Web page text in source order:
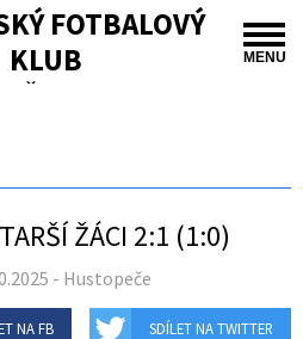
MENU
FOTBALOVÝ
KLUB
TIŠNOV
ŽÁCI 2:1 (1:0)
- Hustopeče
NA FB SDÍLET NA TWITTER